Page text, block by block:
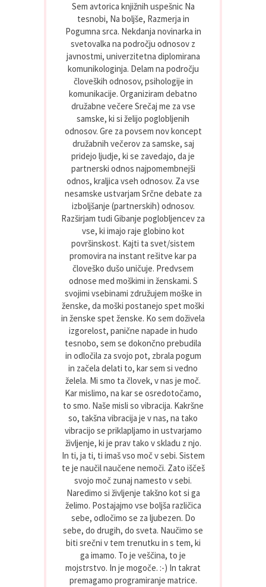
Sem avtorica knjižnih uspešnic Na
tesnobi, Na boljše, Razmerja in
Pogumna srca. Nekdanja novinarka in
svetovalka na področju odnosov z
javnostmi, univerzitetna diplomirana
komunikologinja. Delam na področju
človeških odnosov, psihologije in
komunikacije. Organiziram debatno
družabne večere Srečaj me za vse
samske, ki si želijo poglobljenih
odnosov. Gre za povsem nov koncept
družabnih večerov za samske, saj
pridejo ljudje, ki se zavedajo, da je
partnerski odnos najpomembnejši
odnos, kraljica vseh odnosov. Za vse
nesamske ustvarjam Srčne debate za
izboljšanje (partnerskih) odnosov.
Razširjam tudi Gibanje poglobljencev za
vse, ki imajo raje globino kot
površinskost. Kajti ta svet/sistem
promovira na instant rešitve kar pa
človeško dušo uničuje. Predvsem
odnose med moškimi in ženskami. S
svojimi vsebinami združujem moške in
ženske, da moški postanejo spet moški
in ženske spet ženske. Ko sem doživela
izgorelost, panične napade in hudo
tesnobo, sem se dokončno prebudila
in odločila za svojo pot, zbrala pogum
in začela delati to, kar sem si vedno
želela. Mi smo ta človek, v nas je moč.
Kar mislimo, na kar se osredotočamo,
to smo. Naše misli so vibracija. Kakršne
so, takšna vibracija je v nas, na tako
vibracijo se priklapljamo in ustvarjamo
življenje, ki je prav tako v skladu z njo.
In ti, ja ti, ti imaš vso moč v sebi. Sistem
te je naučil naučene nemoči. Zato iščeš
svojo moč zunaj namesto v sebi.
Naredimo si življenje takšno kot si ga
želimo. Postajajmo vse boljša različica
sebe, odločimo se za ljubezen. Do
sebe, do drugih, do sveta. Naučimo se
biti srečni v tem trenutku in s tem, ki
ga imamo. To je veščina, to je
mojstrstvo. In je mogoče. :-) In takrat
premagamo programiranje matrice.